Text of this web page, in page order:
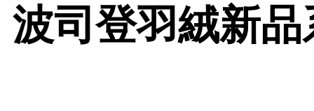
波司登羽絨新